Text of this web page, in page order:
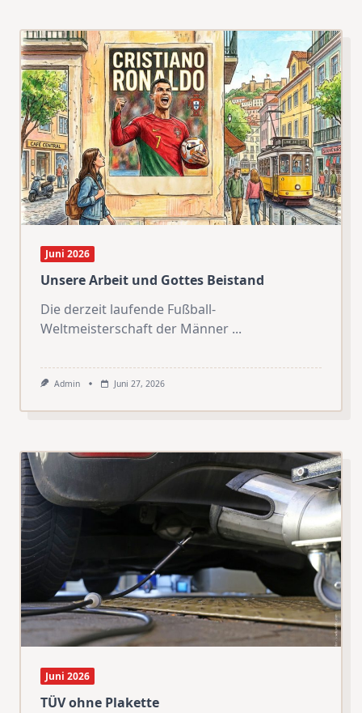
Juni 2026
Unsere Arbeit und Gottes Beistand
Die derzeit laufende Fußball-
Weltmeisterschaft der Männer ...
Admin Juni 27, 2026
Juni 2026
TÜV ohne Plakette